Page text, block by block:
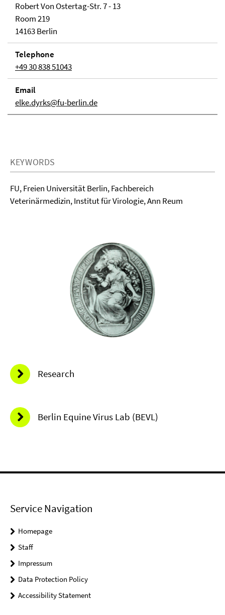
Robert Von Ostertag-Str. 7 - 13
Room 219
14163 Berlin
Telephone
+49 30 838 51043
Email
elke.dyrks@fu-berlin.de
KEYWORDS
FU, Freien Universität Berlin, Fachbereich
Veterinärmedizin, Institut für Virologie, Ann Reum
Research
Berlin Equine Virus Lab (BEVL)
Service Navigation
Homepage
Staff
Impressum
Data Protection Policy
Accessibility Statement